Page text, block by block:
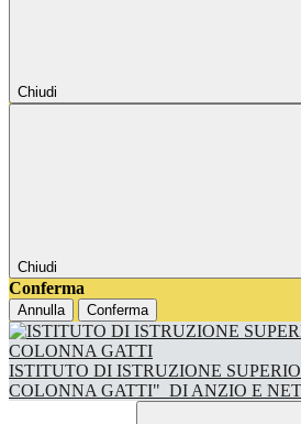
Chiudi
Chiudi
Conferma
Annulla Conferma
ISTITUTO DI ISTRUZIONE
COLONNA GATTI" DI ANZIO E